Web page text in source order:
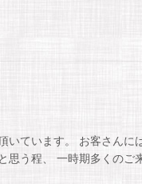
いています。 お客さん
思う程、 一時期多くの